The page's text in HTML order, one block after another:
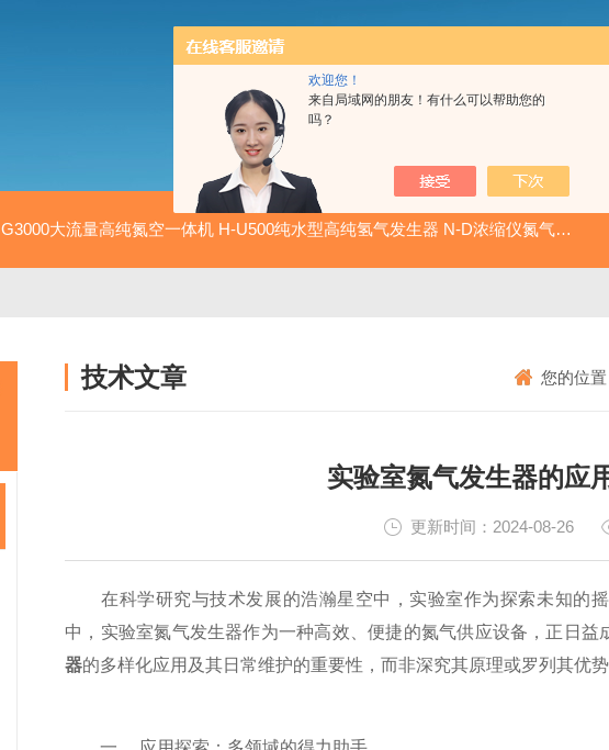
欢迎您！
来自局域网的朋友！有什么可以帮助您的
吗？
G3000大流量高纯氮空一体机 H-U500纯水型高纯氢气发生器 N-D浓缩仪氮气发生器
技术文章 您的位置
实验室氮气发生器的应
更新时间：2024-08-26
在科学研究与技术发展的浩瀚星空中，实验室作为探索未知的
中，实验室氮气发生器作为一种高效、便捷的氮气供应设备，正日
器的多样化应用及其日常维护的重要性，而非深究其原理或罗列其优势